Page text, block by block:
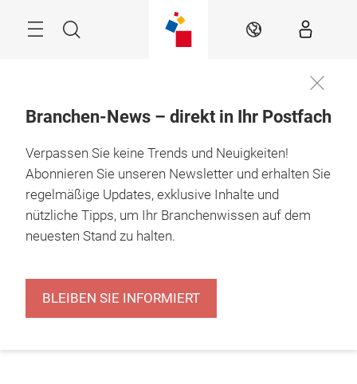
Suche DE
Branchen-News – direkt in Ihr Postfach
Verpassen Sie keine Trends und Neuigkeiten!
Abonnieren Sie unseren Newsletter und erhalten Sie
regelmäßige Updates, exklusive Inhalte und
nützliche Tipps, um Ihr Branchenwissen auf dem
neuesten Stand zu halten.
BLEIBEN SIE INFORMIERT